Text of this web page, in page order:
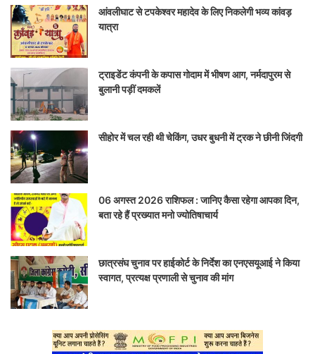
आंवलीघाट से टपकेश्वर महादेव के लिए निकलेगी भव्य कांवड़
यात्रा
ट्राइडेंट कंपनी के कपास गोदाम में भीषण आग, नर्मदापुरम से
बुलानी पड़ीं दमकलें
सीहोर में चल रही थी चेकिंग, उधर बुधनी में ट्रक ने छीनी जिंदगी
06 अगस्त 2026 राशिफल : जानिए कैसा रहेगा आपका दिन,
बता रहे हैं प्रख्यात मनो ज्योतिषाचार्य
छात्रसंघ चुनाव पर हाईकोर्ट के निर्देश का एनएसयूआई ने किया
स्वागत, प्रत्यक्ष प्रणाली से चुनाव की मांग